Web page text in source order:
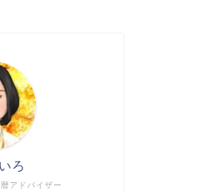
アドバイザー
ろ